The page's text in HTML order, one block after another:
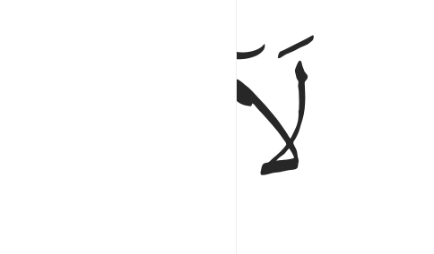
لَآ أُقْسِمُ بِيَوْمِ ٱلْقِيَـٰمَةِ ١
ﱺ